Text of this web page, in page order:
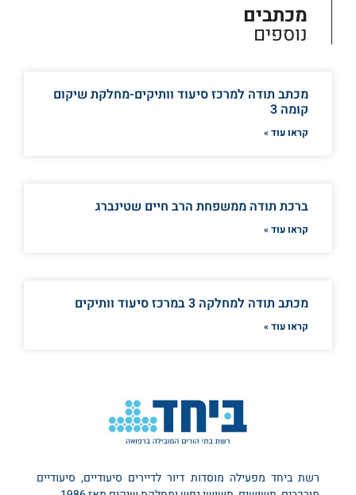
מכתבים
נוספים
מכתב תודה למרכז סיעוד וותיקים-מחלקת שיקום
קומה 3
קראו עוד »
ברכת תודה ממשפחת הרב חיים שטינברג
קראו עוד »
מכתב תודה למחלקה 3 במרכז סיעוד וותיקים
קראו עוד »
רשת ביחד מפעילה מוסדות דיור לדיירים סיעודיים, סיעודיים